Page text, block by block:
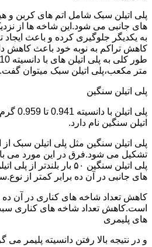
پلی اتیلن سبک شامل اتم های کربن و
های جانبی می شود.این شاخه ها از
به یکدیگر جلوگیری کرده و باعث ایجاد
کاهش تراکم به نوبه خود باعث کاهش
متر مکعب،پلی اتیلن سبک میتوان گفت.
پلی اتیلن سنگین
پلی
اتیلن سنگین نام دارد.
پلی اتیلن سنگین مثل پلی اتیلن سبک
تشکیل می شود.فرق در این مورد می
پلی اتیلن سنگین ۵۰ بار
های جانبی در آن ده برابر کمتر از
کاهش تعداد شاخه های کناری در آن ده
است.کاهش تعداد شاخه های کناری
های پلیمری
و در نتیجه بالا رفتن دانسیته پلیمر می